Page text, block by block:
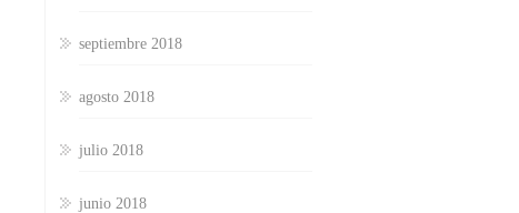
septiembre 2018
agosto 2018
julio 2018
junio 2018